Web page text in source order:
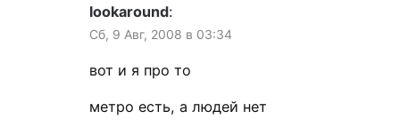
lookaround:
Сб, 9 Авг, 2008 в 03:34
вот и я про то
метро есть, а людей нет